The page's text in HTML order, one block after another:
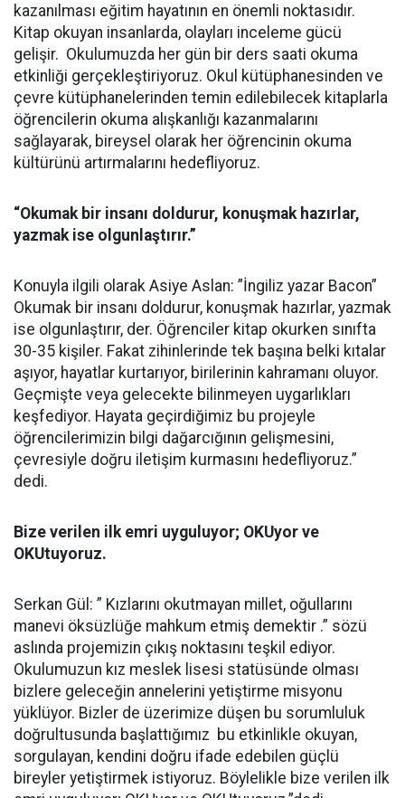
kazanılması eğitim hayatının en önemli noktasıdır.
Kitap okuyan insanlarda, olayları inceleme gücü
gelişir. Okulumuzda her gün bir ders saati okuma
etkinliği gerçekleştiriyoruz. Okul kütüphanesinden ve
çevre kütüphanelerinden temin edilebilecek kitaplarla
öğrencilerin okuma alışkanlığı kazanmalarını
sağlayarak, bireysel olarak her öğrencinin okuma
kültürünü artırmalarını hedefliyoruz.
“Okumak bir insanı doldurur, konuşmak hazırlar,
yazmak ise olgunlaştırır.”
Konuyla ilgili olarak Asiye Aslan: ”İngiliz yazar Bacon”
Okumak bir insanı doldurur, konuşmak hazırlar, yazmak
ise olgunlaştırır, der. Öğrenciler kitap okurken sınıfta
30-35 kişiler. Fakat zihinlerinde tek başına belki kıtalar
aşıyor, hayatlar kurtarıyor, birilerinin kahramanı oluyor.
Geçmişte veya gelecekte bilinmeyen uygarlıkları
keşfediyor. Hayata geçirdiğimiz bu projeyle
öğrencilerimizin bilgi dağarcığının gelişmesini,
çevresiyle doğru iletişim kurmasını hedefliyoruz.”
dedi.
Bize verilen ilk emri uyguluyor; OKUyor ve
OKUtuyoruz.
Serkan Gül: ” Kızlarını okutmayan millet, oğullarını
manevi öksüzlüğe mahkum etmiş demektir .” sözü
aslında projemizin çıkış noktasını teşkil ediyor.
Okulumuzun kız meslek lisesi statüsünde olması
bizlere geleceğin annelerini yetiştirme misyonu
yüklüyor. Bizler de üzerimize düşen bu sorumluluk
doğrultusunda başlattığımız bu etkinlikle okuyan,
sorgulayan, kendini doğru ifade edebilen güçlü
bireyler yetiştirmek istiyoruz. Böylelikle bize verilen ilk